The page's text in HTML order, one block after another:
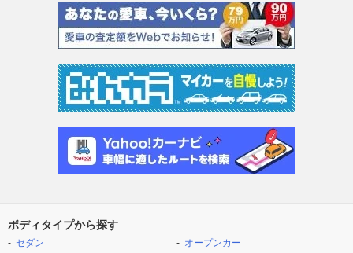
ボディタイプから探す
セダン
オープンカー